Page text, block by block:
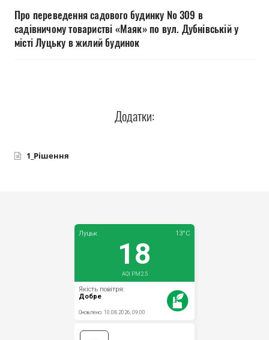
Документи
Про переведення садового будинку № 309 в
садівничому товаристві «Маяк» по вул. Дубнівській у
місті Луцьку в жилий будинок
Додатки:
1_Рішення